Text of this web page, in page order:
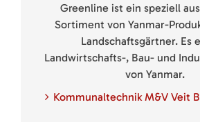
Greenline ist ein speziell
Sortiment von Yanmar-
Landschaftsgärtner. Es
Landwirtschafts-, Bau- und
von Yanmar.
Kommunaltechnik M&V Veit